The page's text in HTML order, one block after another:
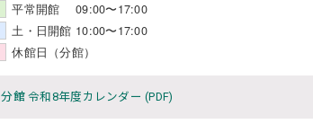
平常開館 09:00〜17:00
土・日開館 10:00〜17:00
休館日（分館）
分館 令和8年度カレンダー (PDF)